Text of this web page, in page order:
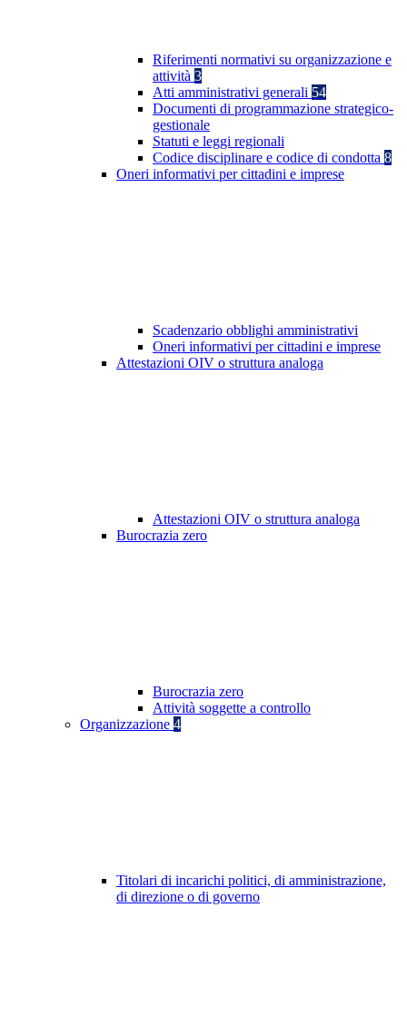
Riferimenti normativi su organizzazione e
attività 3
Atti amministrativi generali 54
Documenti di programmazione strategico-
gestionale
Statuti e leggi regionali
Codice disciplinare e codice di condotta 8
Oneri informativi per cittadini e imprese
Scadenzario obblighi amministrativi
Oneri informativi per cittadini e imprese
Attestazioni OIV o struttura analoga
Attestazioni OIV o struttura analoga
Burocrazia zero
Burocrazia zero
Attività soggette a controllo
Organizzazione 4
Titolari di incarichi politici, di amministrazione,
di direzione o di governo